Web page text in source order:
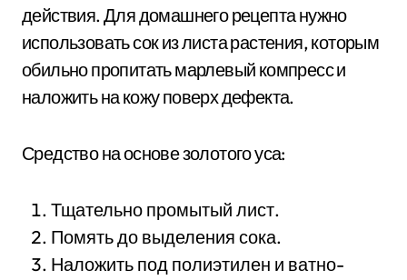
действия. Для домашнего рецепта нужно
использовать сок из листа растения, которым
обильно пропитать марлевый компресс и
наложить на кожу поверх дефекта.
Средство на основе золотого уса:
Тщательно промытый лист.
Помять до выделения сока.
Наложить под полиэтилен и ватно-